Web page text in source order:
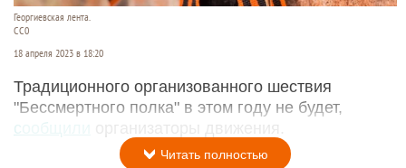
Георгиевская лента.
СС0
18 апреля 2023 в 18:20
Традиционного организованного шествия
"Бессмертного полка" в этом году не будет,
сообщили
организаторы движения.
Читать полностью